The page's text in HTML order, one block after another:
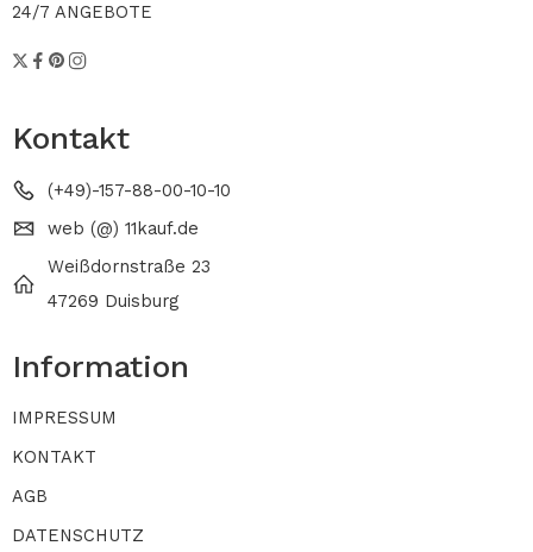
24/7 ANGEBOTE
Kontakt
(+49)-157-88-00-10-10
web (@) 11kauf.de
Weißdornstraße 23
47269 Duisburg
Information
IMPRESSUM
KONTAKT
AGB
DATENSCHUTZ